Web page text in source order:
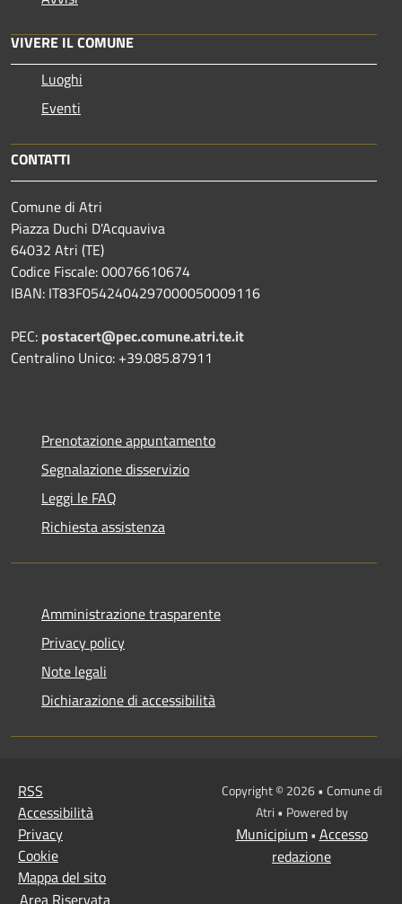
VIVERE IL COMUNE
Luoghi
Eventi
CONTATTI
Comune di Atri
Piazza Duchi D'Acquaviva
64032 Atri (TE)
Codice Fiscale: 00076610674
IBAN: IT83F0542404297000050009116
PEC: postacert@pec.comune.atri.te.it
Centralino Unico: +39.085.87911
Prenotazione appuntamento
Segnalazione disservizio
Leggi le FAQ
Richiesta assistenza
Amministrazione trasparente
Privacy policy
Note legali
Dichiarazione di accessibilità
RSS
Accessibilità
Privacy
Cookie
Mappa del sito
Copyright © 2026 • Comune di
Atri • Powered by
Municipium• Accesso
redazione